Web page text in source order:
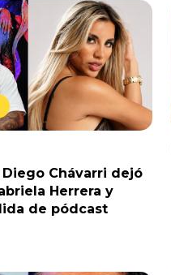
Diego Chávarri dejó
Herrera y
de pódcast